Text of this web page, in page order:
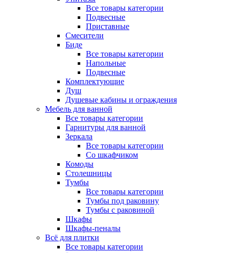
Все товары категории
Подвесные
Приставные
Смесители
Биде
Все товары категории
Напольные
Подвесные
Комплектующие
Душ
Душевые кабины и ограждения
Мебель для ванной
Все товары категории
Гарнитуры для ванной
Зеркала
Все товары категории
Со шкафчиком
Комоды
Столешницы
Тумбы
Все товары категории
Тумбы под раковину
Тумбы с раковиной
Шкафы
Шкафы-пеналы
Всё для плитки
Все товары категории